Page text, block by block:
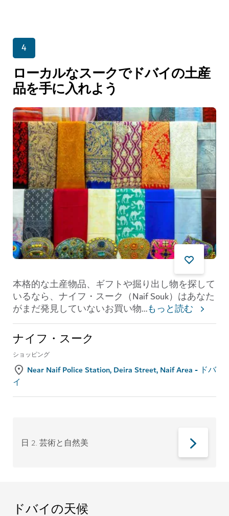
4
ローカルなスークでドバイの土産
品を手に入れよう
本格的な土産物品、ギフトや掘り出し物を探して
いるなら、ナイフ・スーク（Naif Souk）はあなた
がまだ発見していないお買い物...もっと読む
ナイフ・スーク
ショッピング
Near Naif Police Station, Deira Street, Naif Area - ドバ
イ
日 2. 芸術と自然美
ドバイの天候